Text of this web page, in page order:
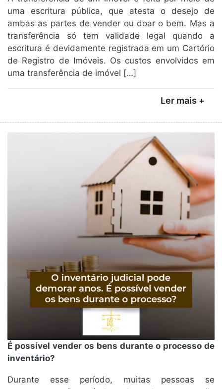
uma escritura pública, que atesta o desejo de
ambas as partes de vender ou doar o bem. Mas a
transferência só tem validade legal quando a
escritura é devidamente registrada em um Cartório
de Registro de Imóveis. Os custos envolvidos em
uma transferência de imóvel […]
Ler mais +
É possível vender os bens durante o processo de
inventário?
Durante esse período, muitas pessoas se